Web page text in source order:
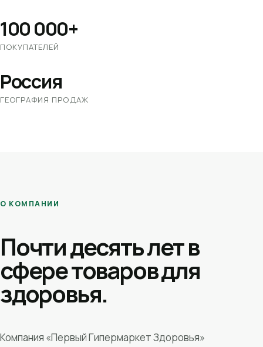
100 000+
ПОКУПАТЕЛЕЙ
Россия
ГЕОГРАФИЯ ПРОДАЖ
О КОМПАНИИ
Почти десять лет в
сфере товаров для
здоровья.
Компания «Первый Гипермаркет Здоровья»